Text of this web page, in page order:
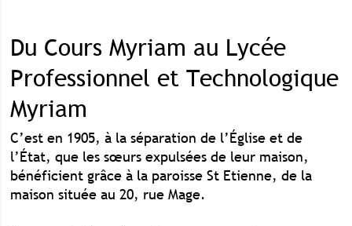
Du Cours Myriam au Lycée
Professionnel et Technologique
Myriam
C’est en 1905, à la séparation de l’Église et de
l’État, que les sœurs expulsées de leur maison,
bénéficient grâce à la paroisse St Etienne, de la
maison située au 20, rue Mage.